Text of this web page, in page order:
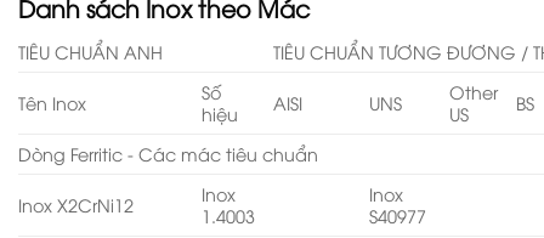
Danh sách Inox theo Mác
TIÊU CHUẨN ANH TIÊU CHUẨN TƯƠNG ĐƯƠNG /
Tên Inox
Số
hiệu
AISI UNS
Other
US
BS
Dòng Ferritic - Các mác tiêu chuẩn
Inox X2CrNi12
Inox
1.4003
Inox
S40977